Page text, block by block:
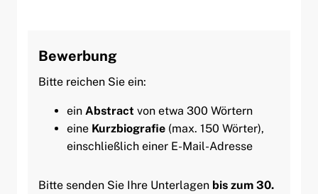
Bewerbung
Bitte reichen Sie ein:
ein Abstract von etwa 300 Wörtern
eine Kurzbiografie(max. 150 Wörter),
einschließlich einer E-Mail-Adresse
Bitte senden Sie Ihre Unterlagen bis zum 30.